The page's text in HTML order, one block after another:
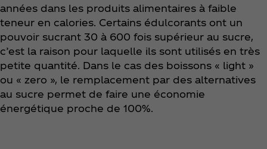
années dans les produits alimentaires à faible
teneur en calories. Certains édulcorants ont un
pouvoir sucrant 30 à 600 fois supérieur au sucre,
c’est la raison pour laquelle ils sont utilisés en très
petite quantité. Dans le cas des boissons « light »
ou « zero », le remplacement par des alternatives
au sucre permet de faire une économie
énergétique proche de 100%.